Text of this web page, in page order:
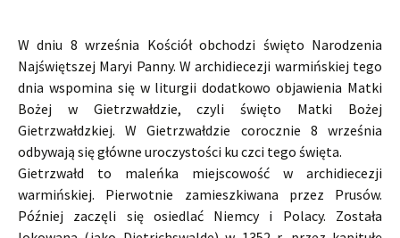
W dniu 8 września Kościół obchodzi święto Narodzenia
Najświętszej Maryi Panny. W archidiecezji warmińskiej tego
dnia wspomina się w liturgii dodatkowo objawienia Matki
Bożej w Gietrzwałdzie, czyli święto Matki Bożej
Gietrzwałdzkiej. W Gietrzwałdzie corocznie 8 września
odbywają się główne uroczystości ku czci tego święta.
Gietrzwałd to maleńka miejscowość w archidiecezji
warmińskiej. Pierwotnie zamieszkiwana przez Prusów.
Później zaczęli się osiedlać Niemcy i Polacy. Została